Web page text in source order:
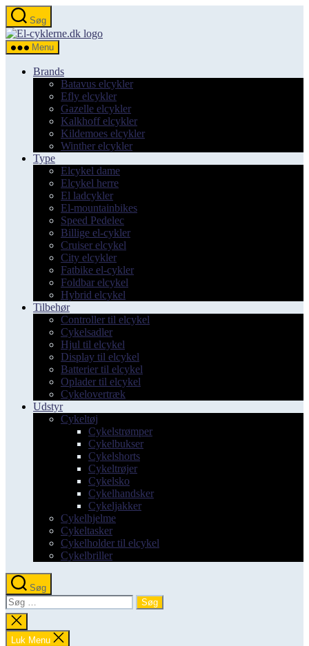
Spring
til
indholdet
Søg
el-
Menu
Brands
Batavus elcykler
Efly elcykler
Gazelle elcykler
Kalkhoff elcykler
Kildemoes elcykler
Winther elcykler
Type
Elcykel dame
Elcykel herre
El ladcykler
El-mountainbikes
Speed Pedelec
Billige el-cykler
Cruiser elcykel
City elcykler
Fatbike el-cykler
Foldbar elcykel
Hybrid elcykel
Tilbehør
Controller til elcykel
Cykelsadler
Hjul til elcykel
Display til elcykel
Batterier til elcykel
Oplader til elcykel
Cykelovertræk
Udstyr
Cykeltøj
Cykelstrømper
Cykelbukser
Cykelshorts
Cykeltrøjer
Cykelsko
Cykelhandsker
Cykeljakker
Cykelhjelme
Cykeltasker
Cykelholder til elcykel
Cykelbriller
Søg
Søg
efter:
Luk
søgning
Luk Menu